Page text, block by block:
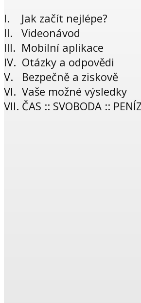
I. Jak začít nejlépe?
II. Videonávod
III. Mobilní aplikace
IV. Otázky a odpovědi
V. Bezpečně a ziskově
VI. Vaše možné výsledky
VII. ČAS :: SVOBODA ::